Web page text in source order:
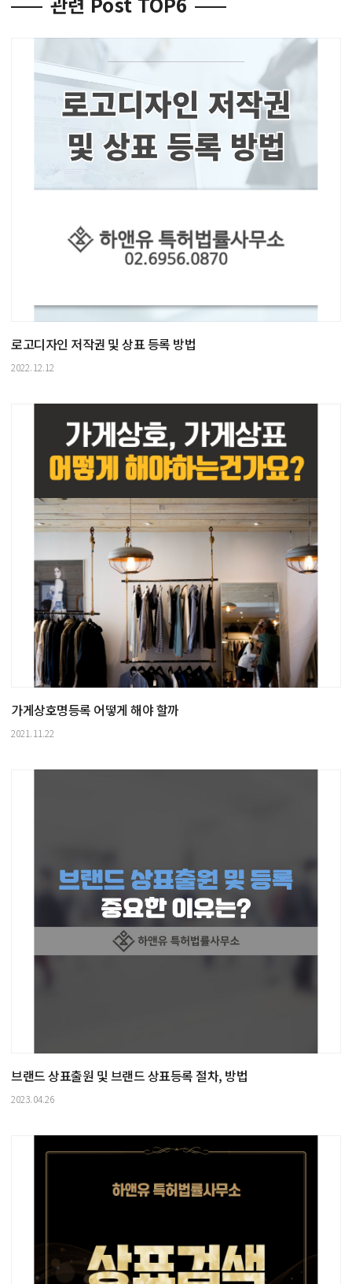
로고디자인 저작권 및 상표 등록 방법
2022.12.12
가게상호명등록 어떻게 해야 할까
2021.11.22
브랜드 상표출원 및 브랜드 상표등록 절차, 방법
2023.04.26